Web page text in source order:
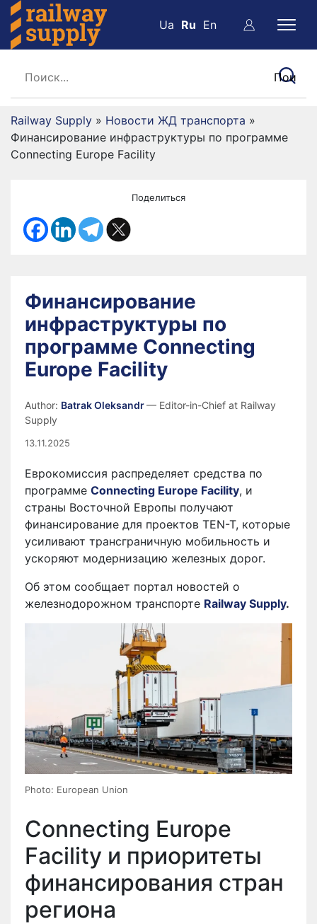
Ua Ru En
Railway Supply » Новости ЖД транспорта »
Финансирование инфраструктуры по программе
Connecting Europe Facility
Поделиться
Финансирование
инфраструктуры по
программе Connecting
Europe Facility
Author: Batrak Oleksandr— Editor-in-Chief at Railway
Supply
13.11.2025
Еврокомиссия распределяет средства по
программе Connecting Europe Facility, и
страны Восточной Европы получают
финансирование для проектов TEN-T, которые
усиливают трансграничную мобильность и
ускоряют модернизацию железных дорог.
Об этом сообщает портал новостей о
железнодорожном транспорте Railway Supply.
Photo: European Union
Connecting Europe
Facility и приоритеты
финансирования стран
региона